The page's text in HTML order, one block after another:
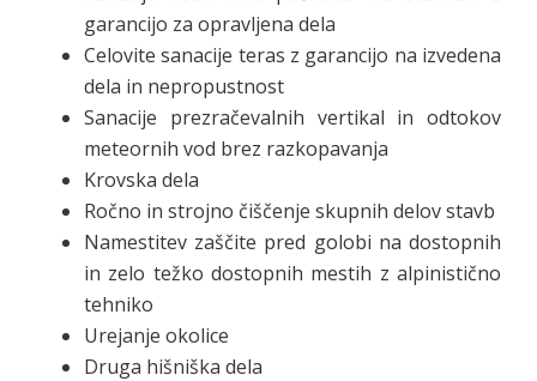
garancijo za opravljena dela
Celovite sanacije teras z garancijo na izvedena
dela in nepropustnost
Sanacije prezračevalnih vertikal in odtokov
meteornih vod brez razkopavanja
Krovska dela
Ročno in strojno čiščenje skupnih delov stavb
Namestitev zaščite pred golobi na dostopnih
in zelo težko dostopnih mestih z alpinistično
tehniko
Urejanje okolice
Druga hišniška dela